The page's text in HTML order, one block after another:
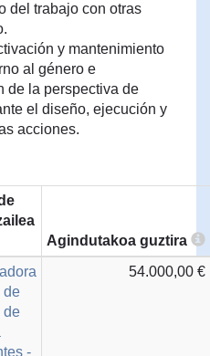
del trabajo con otras
y mantenimiento
al género e
de la perspectiva de
el diseño, ejecución y
acciones.
Agindutakoa guztira
de
de
-
54.000,00 €